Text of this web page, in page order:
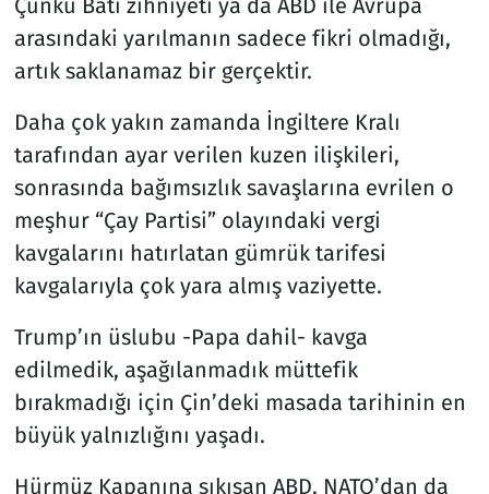
Çünkü Batı zihniyeti ya da ABD ile Avrupa
arasındaki yarılmanın sadece fikri olmadığı,
artık saklanamaz bir gerçektir.
Daha çok yakın zamanda İngiltere Kralı
tarafından ayar verilen kuzen ilişkileri,
sonrasında bağımsızlık savaşlarına evrilen o
meşhur “Çay Partisi” olayındaki vergi
kavgalarını hatırlatan gümrük tarifesi
kavgalarıyla çok yara almış vaziyette.
Trump’ın üslubu -Papa dahil- kavga
edilmedik, aşağılanmadık müttefik
bırakmadığı için Çin’deki masada tarihinin en
büyük yalnızlığını yaşadı.
Hürmüz Kapanına sıkışan ABD, NATO’dan da